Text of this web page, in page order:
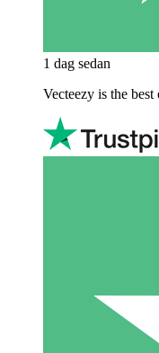
1 dag sedan
Vecteezy is the best